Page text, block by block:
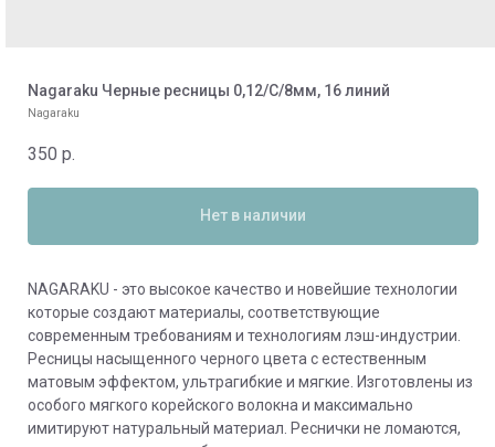
Nagaraku Черные ресницы 0,12/С/8мм, 16 линий
Nagaraku
350 р.
Нет в наличии
NAGARAKU - это высокое качество и новейшие технологии
которые создают материалы, соответствующие
современным требованиям и технологиям лэш-индустрии.
Ресницы насыщенного черного цвета с естественным
матовым эффектом, ультрагибкие и мягкие. Изготовлены из
особого мягкого корейского волокна и максимально
имитируют натуральный материал. Реснички не ломаются,